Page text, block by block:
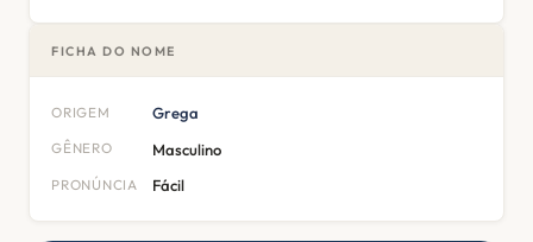
FICHA DO NOME
ORIGEM Grega
GÊNERO Masculino
PRONÚNCIA Fácil